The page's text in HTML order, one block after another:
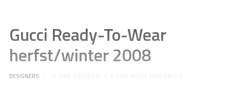
Gucci Ready-To-Wear
herfst/winter 2008
DESIGNERS